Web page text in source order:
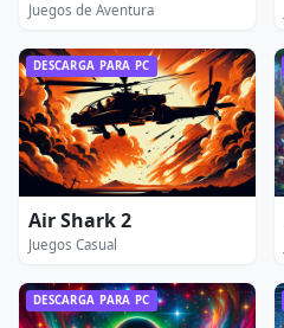
Juegos de Aventura
DESCARGA PARA PC
Air Shark 2
Juegos Casual
DESCARGA PARA PC